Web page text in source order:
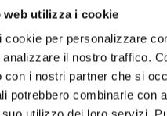
web utilizza i cookie
cookie per personalizzare
analizzare il nostro traffico.
con i nostri partner che si
potrebbero combinarle con